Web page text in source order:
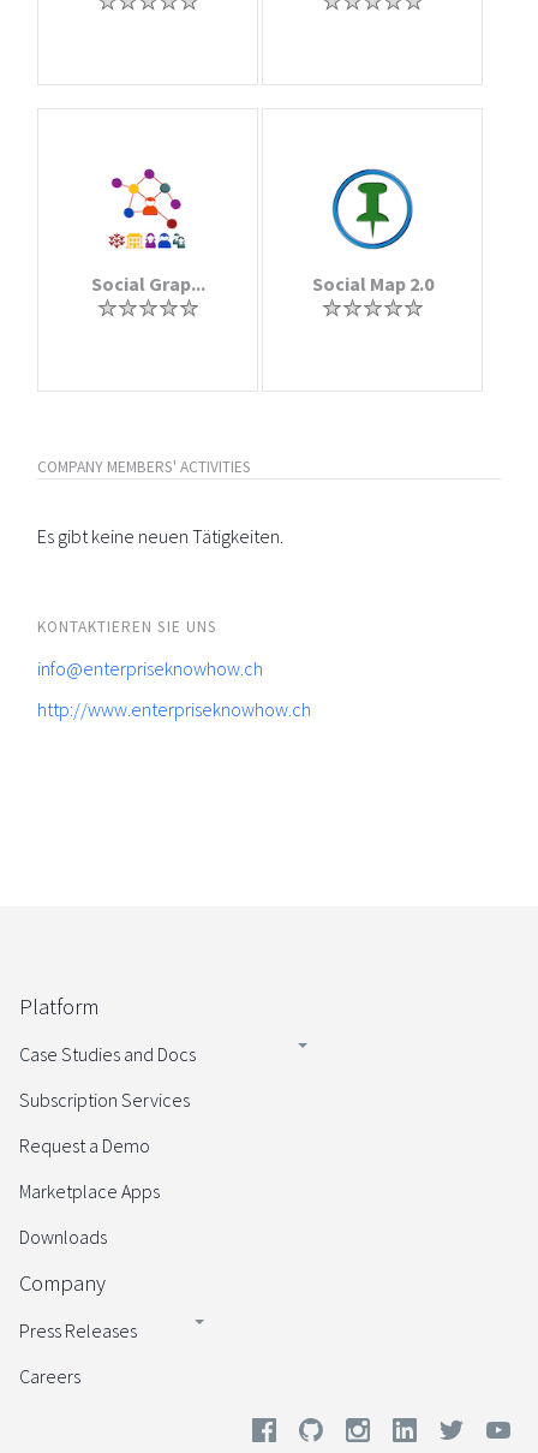
Social Grap... Social Map 2.0
COMPANY MEMBERS' ACTIVITIES
Es gibt keine neuen Tätigkeiten.
KONTAKTIEREN SIE UNS
info@enterpriseknowhow.ch
http://www.enterpriseknowhow.ch
Platform
Case Studies and Docs
Subscription Services
Request a Demo
Marketplace Apps
Downloads
Company
Press Releases
Careers